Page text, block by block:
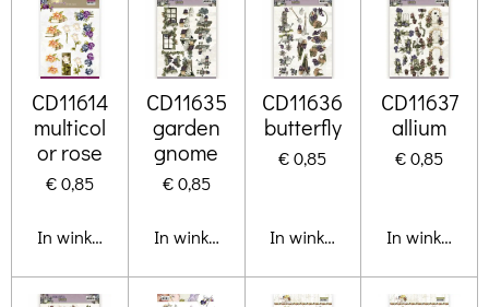
CD11614
multicol
or rose
€ 0,85
In winkelwagen
CD11635
garden
gnome
€ 0,85
In winkelwagen
CD11636
butterfly
€ 0,85
In winkelwagen
CD11637
allium
€ 0,85
In